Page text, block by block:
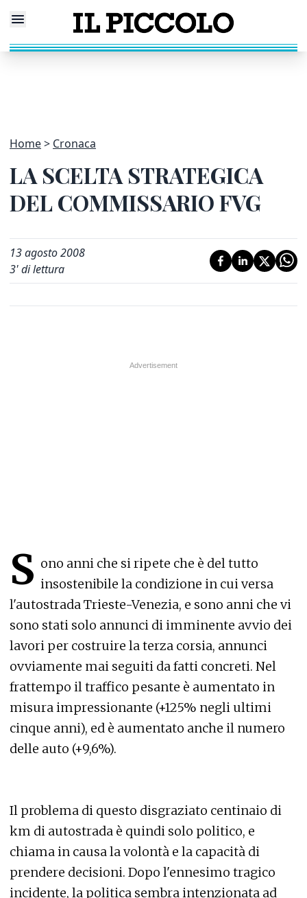
Home Cronaca
LA SCELTA STRATEGICA
DEL COMMISSARIO FVG
13 agosto 2008
3' di lettura
S ono anni che si ripete che è del tutto
insostenibile la condizione in cui versa
l'autostrada Trieste-Venezia, e sono anni che vi
sono stati solo annunci di imminente avvio dei
lavori per costruire la terza corsia, annunci
ovviamente mai seguiti da fatti concreti. Nel
frattempo il traffico pesante è aumentato in
misura impressionante (+125% negli ultimi
cinque anni), ed è aumentato anche il numero
delle auto (+9,6%).
Il problema di questo disgraziato centinaio di
km di autostrada è quindi solo politico, e
chiama in causa la volontà e la capacità di
prendere decisioni. Dopo l'ennesimo tragico
incidente, la politica sembra intenzionata ad